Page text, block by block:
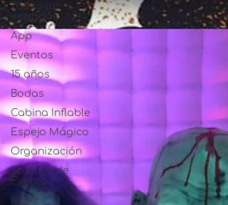
Todas las
entradas
App
Eventos
15 años
Bodas
Cabina Inflable
Espejo Mágico
Organización
Salones de
Eventos
Mujer